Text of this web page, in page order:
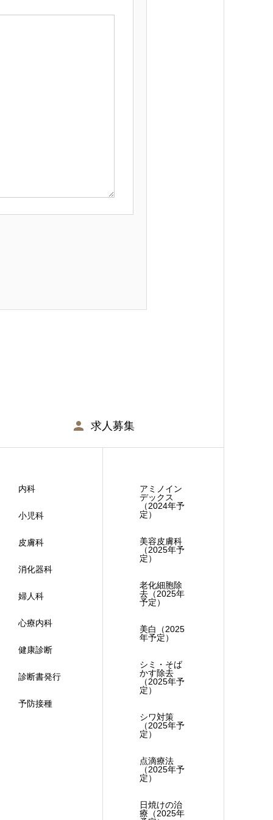
求人募集
内科
小児科
皮膚科
消化器科
婦人科
心療内科
健康診断
診断書発行
予防接種
アミノイン
デックス
（2024年予
定）
美容皮膚科
（2025年予
定）
老化細胞除
去（2025年
予定）
美白（2025
年予定）
シミ・そば
かす除去
（2025年予
定）
シワ対策
（2025年予
定）
点滴療法
（2025年予
定）
日焼けの治
療（2025年